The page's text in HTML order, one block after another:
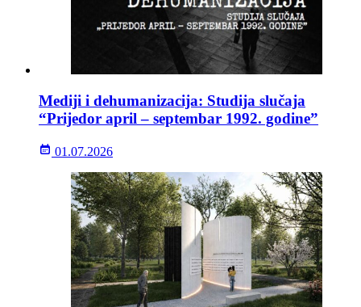
Mediji i dehumanizacija: Studija slučaja
“Prijedor april – septembar 1992. godine”
01.07.2026